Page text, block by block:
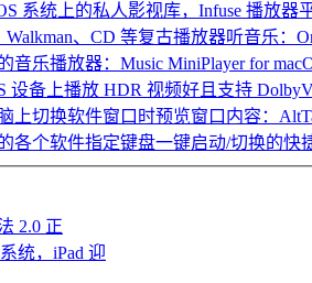
系统上的私人影视库，Infuse 播放器
Walkman、CD 等复古播放器听音乐：
音乐播放器：Music MiniPlayer for
设备上播放 HDR 视频好且支持
上切换软件窗口时预览窗口内容：
各个软件指定键盘一键启动/切换的快
2.0 正
统，iPad 迎